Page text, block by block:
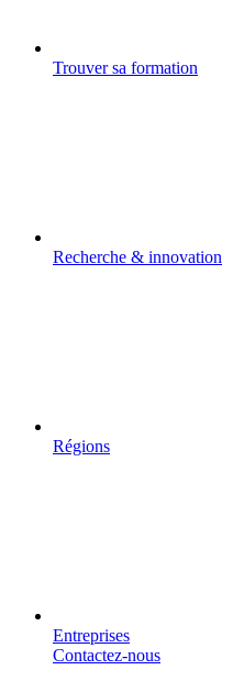
Trouver sa formation
Recherche & innovation
Régions
Entreprises
Contactez-nous